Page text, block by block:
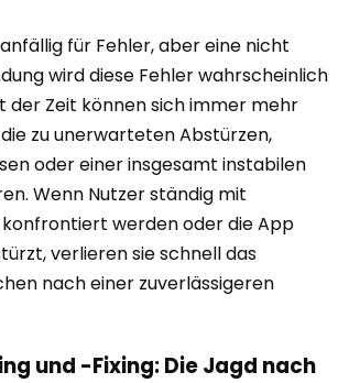
für Fehler, aber eine nicht
wird diese Fehler wahrscheinlich
der Zeit können sich immer mehr
zu unerwarteten Abstürzen,
oder einer insgesamt instabilen
Wenn Nutzer ständig mit
werden oder die App
verlieren sie schnell das
nach einer zuverlässigeren
und -Fixing: Die Jagd nach